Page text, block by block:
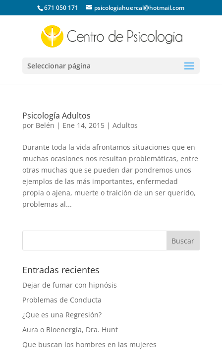
671 050 171 psicologiahuercal@hotmail.com
Seleccionar página
Psicología Adultos
por Belén | Ene 14, 2015| Adultos
Durante toda la vida afrontamos situaciones que en
muchas ocasiones nos resultan problemáticas, entre
otras muchas que se pueden dar pondremos unos
ejemplos de las más importantes, enfermedad
propia o ajena, muerte o traición de un ser querido,
problemas al...
Entradas recientes
Dejar de fumar con hipnósis
Problemas de Conducta
¿Que es una Regresión?
Aura o Bioenergía, Dra. Hunt
Que buscan los hombres en las mujeres